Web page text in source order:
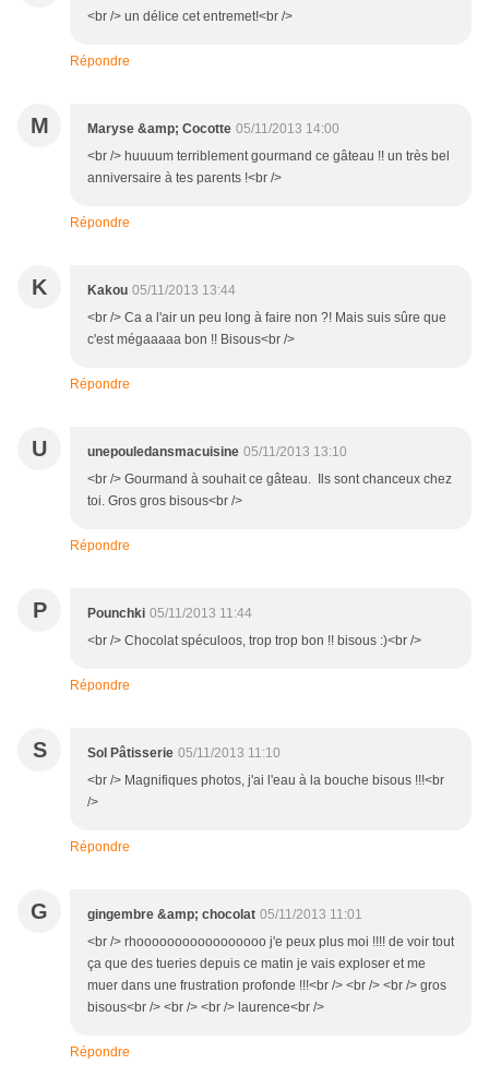
<br /> un délice cet entremet!<br />
Répondre
M Maryse &amp; Cocotte 05/11/2013 14:00
<br /> huuuum terriblement gourmand ce gâteau !! un très bel
anniversaire à tes parents !<br />
Répondre
K Kakou 05/11/2013 13:44
<br /> Ca a l'air un peu long à faire non ?! Mais suis sûre que
c'est mégaaaaa bon !! Bisous<br />
Répondre
U unepouledansmacuisine 05/11/2013 13:10
<br /> Gourmand à souhait ce gâteau. Ils sont chanceux chez
toi. Gros gros bisous<br />
Répondre
P Pounchki 05/11/2013 11:44
<br /> Chocolat spéculoos, trop trop bon !! bisous :)<br />
Répondre
S Sol Pâtisserie 05/11/2013 11:10
<br /> Magnifiques photos, j'ai l'eau à la bouche bisous !!!<br
/>
Répondre
G gingembre &amp; chocolat 05/11/2013 11:01
<br /> rhooooooooooooooooo j'e peux plus moi !!!! de voir tout
ça que des tueries depuis ce matin je vais exploser et me
muer dans une frustration profonde !!!<br /> <br /> <br /> gros
bisous<br /> <br /> <br /> laurence<br />
Répondre